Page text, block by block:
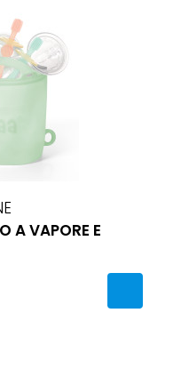
A VAPORE E